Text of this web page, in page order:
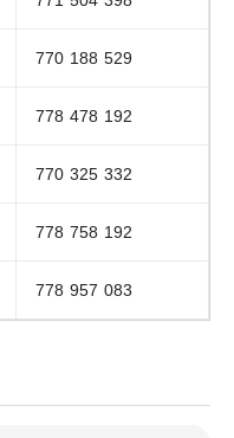
770 188 529
778 478 192
770 325 332
778 758 192
778 957 083